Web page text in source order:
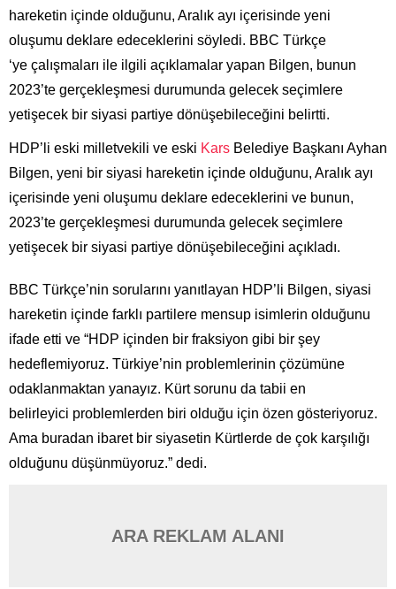
hareketin içinde olduğunu, Aralık ayı içerisinde yeni
oluşumu deklare edeceklerini söyledi. BBC Türkçe
‘ye çalışmaları ile ilgili açıklamalar yapan Bilgen, bunun
2023’te gerçekleşmesi durumunda gelecek seçimlere
yetişecek bir siyasi partiye dönüşebileceğini belirtti.
HDP’li eski milletvekili ve eski Kars Belediye Başkanı Ayhan
Bilgen, yeni bir siyasi hareketin içinde olduğunu, Aralık ayı
içerisinde yeni oluşumu deklare edeceklerini ve bunun,
2023’te gerçekleşmesi durumunda gelecek seçimlere
yetişecek bir siyasi partiye dönüşebileceğini açıkladı.
BBC Türkçe’nin sorularını yanıtlayan HDP’li Bilgen, siyasi
hareketin içinde farklı partilere mensup isimlerin olduğunu
ifade etti ve “HDP içinden bir fraksiyon gibi bir şey
hedeflemiyoruz. Türkiye’nin problemlerinin çözümüne
odaklanmaktan yanayız. Kürt sorunu da tabii en
belirleyici problemlerden biri olduğu için özen gösteriyoruz.
Ama buradan ibaret bir siyasetin Kürtlerde de çok karşılığı
olduğunu düşünmüyoruz.” dedi.
ARA REKLAM ALANI